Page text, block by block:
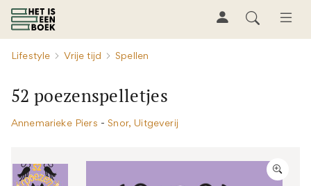
Lifestyle Vrije tijd Spellen
52 poezenspelletjes
Annemarieke Piers -Snor, Uitgeverij